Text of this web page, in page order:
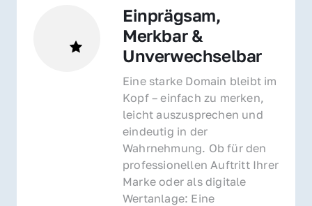
Einprägsam,
Merkbar &
Unverwechselbar
Eine starke Domain bleibt im
Kopf – einfach zu merken,
leicht auszusprechen und
eindeutig in der
Wahrnehmung. Ob für den
professionellen Auftritt Ihrer
Marke oder als digitale
Wertanlage: Eine